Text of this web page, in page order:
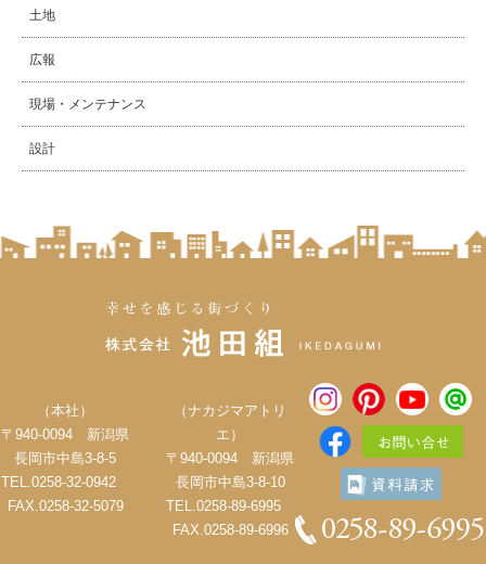
土地
広報
現場・メンテナンス
設計
（本社）
〒940-0094 新潟県
長岡市中島3-8-5
TEL.0258-32-0942
FAX.0258-32-5079
（ナカジマアトリ
エ）
〒940-0094 新潟県
長岡市中島3-8-10
TEL.0258-89-6995
FAX.0258-89-6996